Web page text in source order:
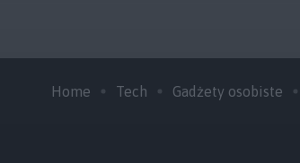
Home Tech Gadżety osobiste